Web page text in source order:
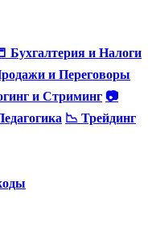
Бухгалтерия и Налоги
и Переговоры
и Стриминг 📷
📉 Трейдинг